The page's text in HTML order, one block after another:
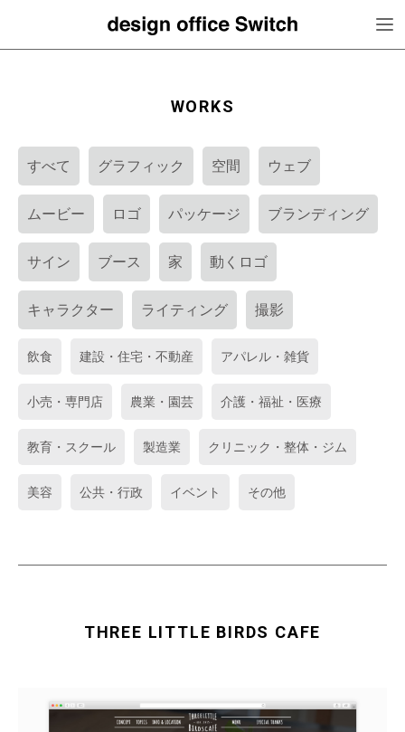
WORKS
すべて グラフィック 空間 ウェブ
ムービー ロゴ パッケージ ブランディング
サイン ブース 家 動くロゴ
キャラクター ライティング 撮影
飲食 建設・住宅・不動産 アパレル・雑貨
小売・専門店 農業・園芸 介護・福祉・医療
教育・スクール 製造業 クリニック・整体・ジム
美容 公共・行政 イベント その他
THREE LITTLE BIRDS CAFE